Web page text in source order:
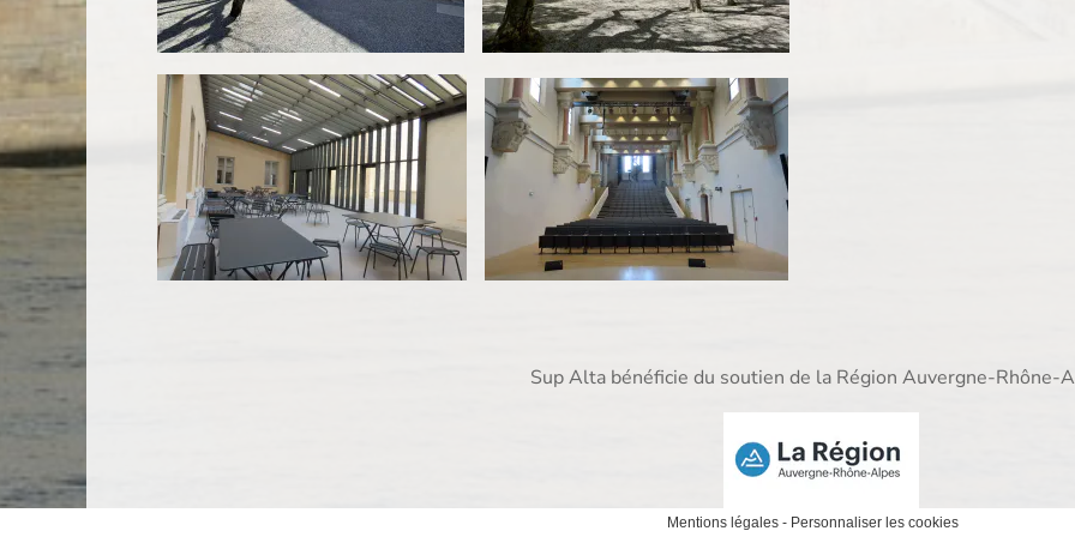
Sup Alta bénéficie du soutien de la Région Auvergne-Rhône-
Mentions légales- Personnaliser les cookies